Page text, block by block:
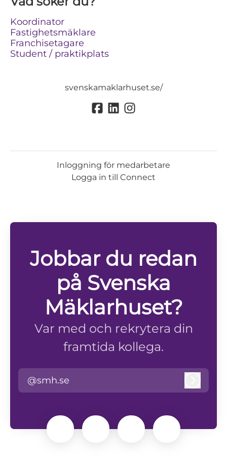
Koordinator
Fastighetsmäklare
Franchisetagare
Student / praktikplats
svenskamaklarhuset.se/
Inloggning för medarbetare
Logga in till Connect
Jobbar du redan
på Svenska
Mäklarhuset?
Var med och rekrytera din
framtida kollega.
@smh.se